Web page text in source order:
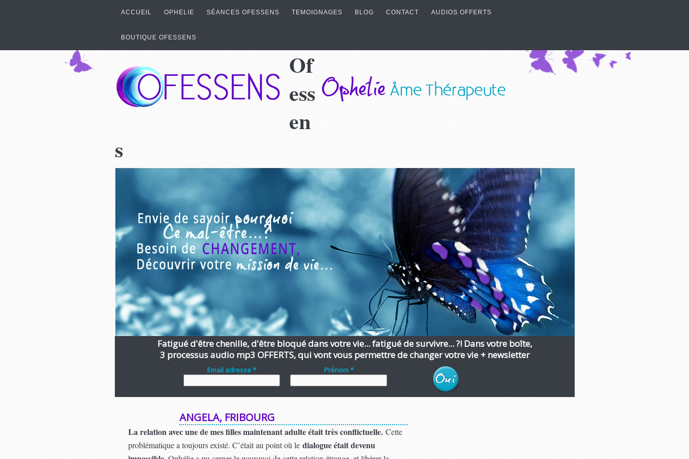
ACCUEIL OPHELIE SÉANCES OFESSENS TEMOIGNAGES BLOG CONTACT AUDIOS OFFERTS
BOUTIQUE OFESSENS
Of
ess
en
s
Fatigué d'être chenille, d'être bloqué dans votre vie... fatigué de survivre... ?! Dans votre boîte,
3 processus audio mp3 OFFERTS, qui vont vous permettre de changer votre vie + newsletter
Email adresse * Prénom *
ANGELA, FRIBOURG
La relation avec une de mes filles maintenant adulte était très conflictuelle.Cette
problématique a toujours existé. C’était au point où le dialogue était devenu